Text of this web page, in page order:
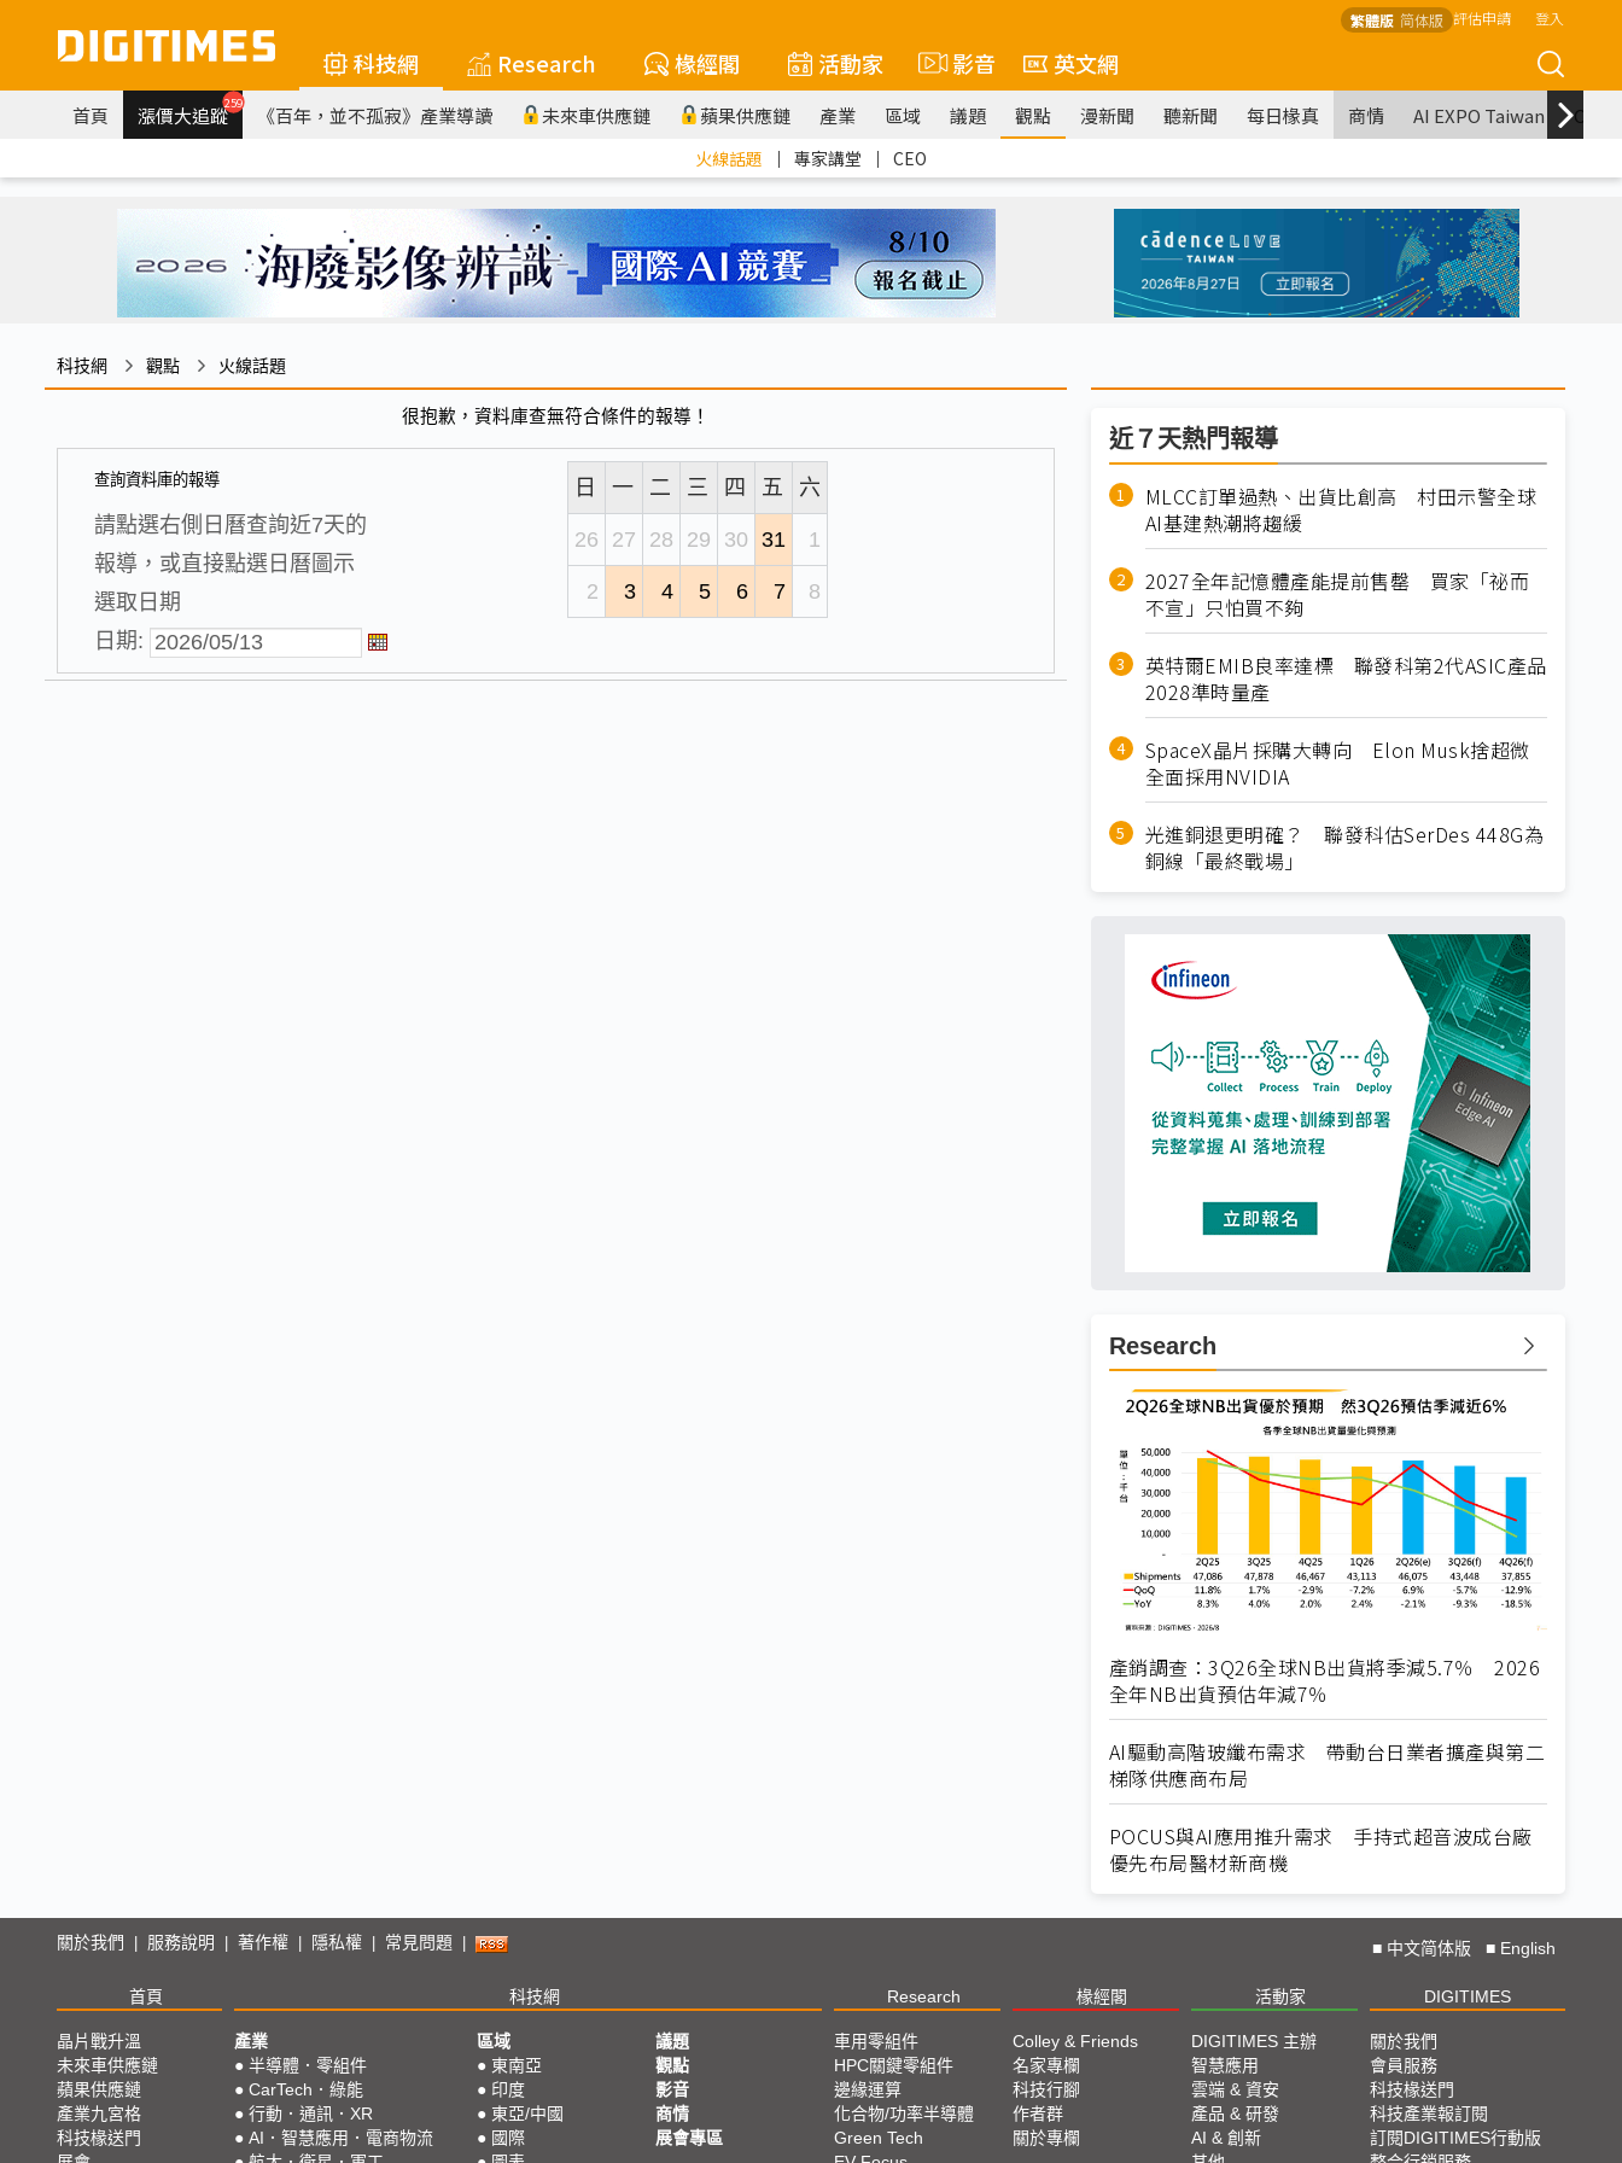
繁體版 简体版 評估申請 登入
科技網 Research 椽經閣 活動家 影音 英文網
首頁 漲價大追蹤259 《百年，並不孤寂》產業導讀 未來車供應鏈 蘋果供應鏈 產業 區域 議題 觀點 漫新聞 聽新聞 每日椽真 商情 AI EXPO Taiwan
火線話題 ｜ 專家講堂 ｜ CEO
科技網 觀點 火線話題
很抱歉，資料庫查無符合條件的報導！
查詢資料庫的報導
請點選右側日曆查詢近7天的
報導，或直接點選日曆圖示
選取日期
日期:
日 一 二 三 四 五 六
26 27 28 29 30 31 1
2 3 4 5 6 7 8
近７天熱門報導
MLCC訂單過熱、出貨比創高 村田示警全球
AI基建熱潮將趨緩
2027全年記憶體產能提前售罄 買家「祕而
不宣」只怕買不夠
英特爾EMIB良率達標 聯發科第2代ASIC產品
2028準時量產
SpaceX晶片採購大轉向 Elon Musk捨超微
全面採用NVIDIA
光進銅退更明確？ 聯發科估SerDes 448G為
銅線「最終戰場」
Research
產銷調查：3Q26全球NB出貨將季減5.7％ 2026
全年NB出貨預估年減7％
AI驅動高階玻纖布需求 帶動台日業者擴產與第二
梯隊供應商布局
POCUS與AI應用推升需求 手持式超音波成台廠
優先布局醫材新商機
關於我們 服務說明 著作權 隱私權 常見問題 ■ 中文简体版 ■ English
首頁 科技網 Research 椽經閣 活動家 DIGITIMES
晶片戰升溫
未來車供應鏈
蘋果供應鏈
產業九宮格
科技椽送門
產業
● 半導體．零組件
● CarTech．綠能
● 行動．通訊．XR
● AI．智慧應用．電商物流
區域
● 東南亞
● 印度
● 東亞/中國
● 國際
議題
觀點
影音
商情
展會專區
車用零組件
HPC關鍵零組件
邊緣運算
化合物/功率半導體
Green Tech
Colley & Friends
名家專欄
科技行腳
作者群
關於專欄
DIGITIMES 主辦
智慧應用
雲端 & 資安
產品 & 研發
AI & 創新
關於我們
會員服務
科技椽送門
科技產業報訂閱
訂閱DIGITIMES行動版